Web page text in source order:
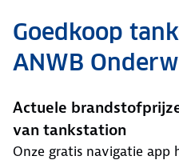
Goedkoop
ANWB
Actuele
van tankstation
Onze gratis navigatie